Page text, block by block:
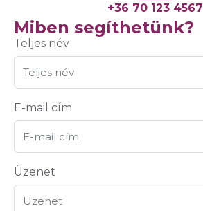
Miben segíthetünk?
Teljes név
E-mail cím
Üzenet
+36 70 123 4567